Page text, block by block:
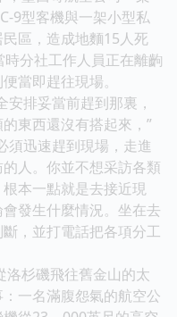
9型客機與一架小型私
區，造成地麵15人死
分社工作人員正在離齣
當即趕往現場。
排妥當前趕到那裏，
東西還沒有搭起來，”
須迅速趕到現場，走進
人。你並不想采訪各類
本一點就是去接近現
發生什麼情況。坐在去
，並打電話把各項分工
杉磯飛往舊金山的太
一名滿腹怨氣的航空公